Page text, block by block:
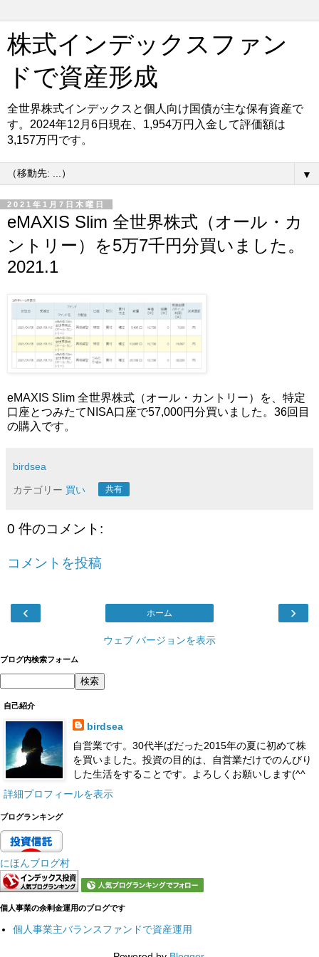
株式インデックスファン
ドで資産形成
全世界株式インデックスと個人向け国債が主な保有資産で
す。2024年12月6日現在、1,954万円入金して評価額は
3,157万円です。
▼
2021年1月7日木曜日
eMAXIS Slim 全世界株式（オール・カ
ントリー）を5万7千円分買いました。
2021.1
eMAXIS Slim 全世界株式（オール・カントリー）を、特定
口座とつみたてNISA口座で57,000円分買いました。36回目
の購入です。
birdsea
カテゴリー 買い 共有
0 件のコメント:
コメントを投稿
‹ ›
ホーム
ウェブ バージョンを表示
ブログ内検索フォーム
自己紹介
birdsea
自営業です。30代半ばだった2015年の夏に初めて株
を買いました。投資の目的は、自営業だけでのんびり
した生活をすることです。よろしくお願いします(^^
詳細プロフィールを表示
ブログランキング
にほんブログ村
個人事業の余剰金運用のブログです
個人事業主バランスファンドで資産運用